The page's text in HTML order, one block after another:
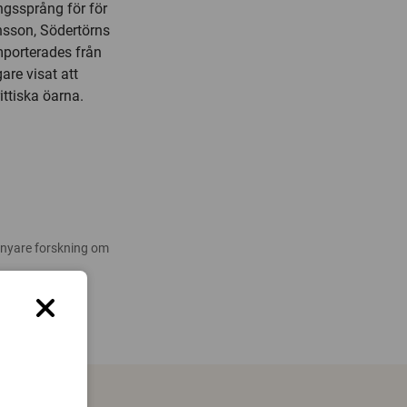
för för
Södertörns
från
visat att
öarna.
forskning om